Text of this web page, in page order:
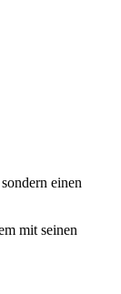
einen
mit seinen